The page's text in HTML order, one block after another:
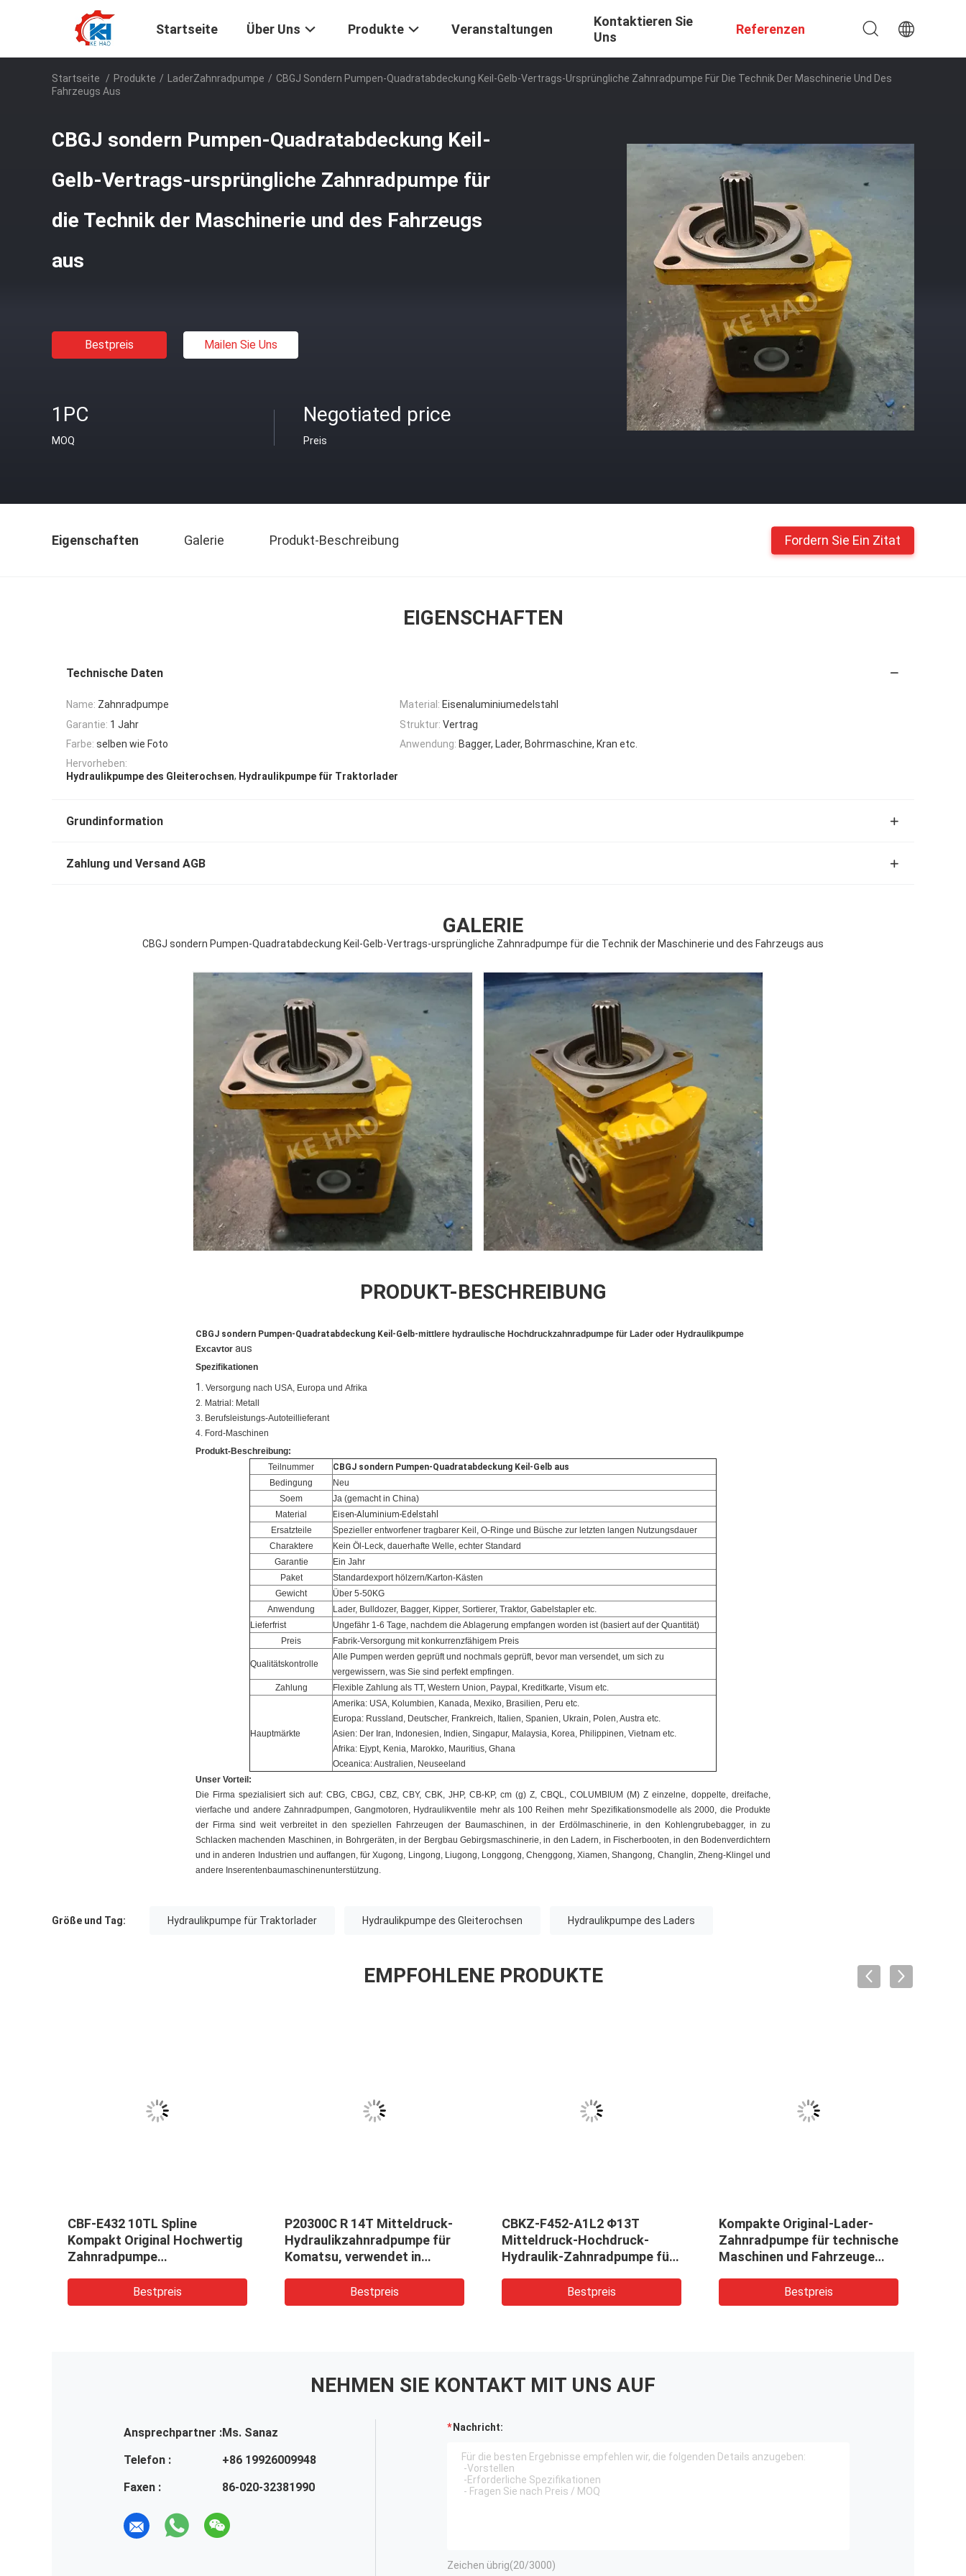
Startseite Über Uns Produkte Veranstaltungen
Kontaktieren Sie
Uns
Referenzen
Startseite / Produkte / LaderZahnradpumpe / CBGJ Sondern Pumpen-Quadratabdeckung Keil-Gelb-Vertrags-Ursprüngliche Zahnradpumpe Für Die Technik Der Maschinerie Und Des
Fahrzeugs Aus
CBGJ sondern Pumpen-Quadratabdeckung Keil-
Gelb-Vertrags-ursprüngliche Zahnradpumpe für
die Technik der Maschinerie und des Fahrzeugs
aus
Bestpreis Mailen Sie Uns
1PC
MOQ
Negotiated price
Preis
Eigenschaften Galerie Produkt-Beschreibung Fordern Sie Ein Zitat
EIGENSCHAFTEN
Technische Daten
Name: Zahnradpumpe Material: Eisenaluminiumedelstahl
Garantie: 1 Jahr Struktur: Vertrag
Farbe: selben wie Foto Anwendung: Bagger, Lader, Bohrmaschine, Kran etc.
Hervorheben:
Hydraulikpumpe des Gleiterochsen, Hydraulikpumpe für Traktorlader
Grundinformation
Zahlung und Versand AGB
GALERIE
CBGJ sondern Pumpen-Quadratabdeckung Keil-Gelb-Vertrags-ursprüngliche Zahnradpumpe für die Technik der Maschinerie und des Fahrzeugs aus
PRODUKT-BESCHREIBUNG
CBGJ sondern Pumpen-Quadratabdeckung Keil-Gelb-mittlere hydraulische Hochdruckzahnradpumpe für Lader oder Hydraulikpumpe
Excavtor aus
Spezifikationen
1. Versorgung nach USA, Europa und Afrika
2. Matrial: Metall
3. Berufsleistungs-Autoteillieferant
4. Ford-Maschinen
Produkt-Beschreibung:
Teilnummer
CBGJ sondern Pumpen-Quadratabdeckung Keil-Gelb aus
Bedingung
Neu
Soem
Ja (gemacht in China)
Material
Eisen-Aluminium-Edelstahl
Ersatzteile
Spezieller entworfener tragbarer Keil, O-Ringe und Büsche zur letzten langen Nutzungsdauer
Charaktere
Kein Öl-Leck, dauerhafte Welle, echter Standard
Garantie
Ein Jahr
Paket
Standardexport hölzern/Karton-Kästen
Gewicht
Über 5-50KG
Anwendung
Lader, Bulldozer, Bagger, Kipper, Sortierer, Traktor, Gabelstapler etc.
Lieferfrist
Ungefähr 1-6 Tage, nachdem die Ablagerung empfangen worden ist (basiert auf der Quantität)
Preis
Fabrik-Versorgung mit konkurrenzfähigem Preis
Qualitätskontrolle
Alle Pumpen werden geprüft und nochmals geprüft, bevor man versendet, um sich zu
vergewissern, was Sie sind perfekt empfingen.
Zahlung
Flexible Zahlung als TT, Western Union, Paypal, Kreditkarte, Visum etc.
Hauptmärkte
Amerika: USA, Kolumbien, Kanada, Mexiko, Brasilien, Peru etc.
Europa: Russland, Deutscher, Frankreich, Italien, Spanien, Ukrain, Polen, Austra etc.
Asien: Der Iran, Indonesien, Indien, Singapur, Malaysia, Korea, Philippinen, Vietnam etc.
Afrika: Ejypt, Kenia, Marokko, Mauritius, Ghana
Oceanica: Australien, Neuseeland
Unser Vorteil:
Die Firma spezialisiert sich auf: CBG, CBGJ, CBZ, CBY, CBK, JHP, CB-KP, cm (g) Z, CBQL, COLUMBIUM (M) Z einzelne, doppelte, dreifache,
vierfache und andere Zahnradpumpen, Gangmotoren, Hydraulikventile mehr als 100 Reihen mehr Spezifikationsmodelle als 2000, die Produkte
der Firma sind weit verbreitet in den speziellen Fahrzeugen der Baumaschinen, in der Erdölmaschinerie, in den Kohlengrubebagger, in zu
Schlacken machenden Maschinen, in Bohrgeräten, in der Bergbau Gebirgsmaschinerie, in den Ladern, in Fischerbooten, in den Bodenverdichtern
und in anderen Industrien und auffangen, für Xugong, Lingong, Liugong, Longgong, Chenggong, Xiamen, Shangong, Changlin, Zheng-Klingel und
andere Inserentenbaumaschinenunterstützung.
Größe und Tag: Hydraulikpumpe für Traktorlader Hydraulikpumpe des Gleiterochsen Hydraulikpumpe des Laders
EMPFOHLENE PRODUKTE
CBF-E432 10TL Spline
Kompakt Original Hochwertig
Zahnradpumpe
und FahrzeugeBestpreis
P20300C R 14T Mitteldruck-
Hydraulikzahnradpumpe für
Komatsu, verwendet in
Bohrgeräten, Kränen
Bestpreis
CBKZ-F452-A1L2 Φ13T
Mitteldruck-Hochdruck-
Hydraulik-Zahnradpumpe für
Bestpreis
Kompakte Original-Lader-
Zahnradpumpe für technische
Maschinen und Fahrzeuge
Bestpreis
NEHMEN SIE KONTAKT MIT UNS AUF
Ansprechpartner :Ms. Sanaz
Telefon :
+86 19926009948
Faxen :
86-020-32381990
Nachricht:
Zeichen übrig(20/3000)